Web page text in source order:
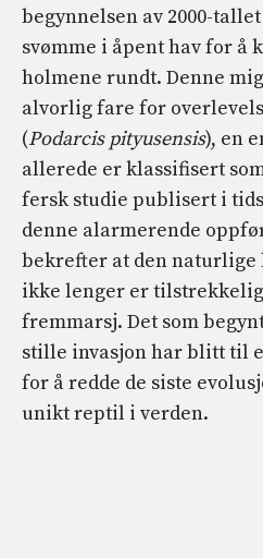
begynnelsen av 2000-
svømme i åpent hav for å
holmene rundt. Denne
alvorlig fare for
(Podarcis pityusensis), en
allerede er klassifisert
fersk studie publisert i
denne alarmerende
bekrefter at den
ikke lenger er
fremmarsj. Det som
stille invasjon har blitt til
for å redde de siste
unikt reptil i verden.